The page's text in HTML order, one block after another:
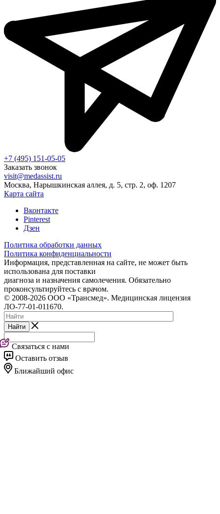
+7 (495) 151-05-05
Заказать звонок
visit@medassist.ru
Москва, Нарышкинская аллея, д. 5, стр. 2, оф. 1207
Карта сайта
Вконтакте
Pinterest
Дзен
Политика обработки данных
Политика конфиденциальности
Информация, представленная на сайте, не может быть
использована для поставки
диагноза и назначения самолечения. Обязательно
проконсультируйтесь с врачом.
© 2008-2026 ООО «Трансмед». Медицинская лицензия
ЛО-77-01-011670.
Найти
Связаться с нами
Оставить отзыв
Ближайший офис